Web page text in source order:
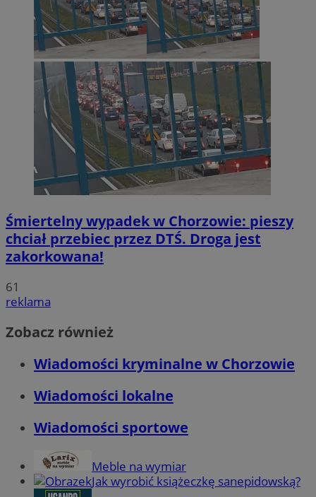
Śmiertelny wypadek w Chorzowie: pieszy
chciał przebiec przez DTŚ. Droga jest
zakorkowana!
61
reklama
Zobacz również
Wiadomości kryminalne w Chorzowie
Wiadomości lokalne
Wiadomości sportowe
Meble na wymiar
Jak wyrobić książeczkę sanepidowską?